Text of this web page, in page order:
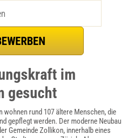
im
gesucht
wohnen rund 107 ältere Menschen, die
gepflegt werden. Der moderne Neubau
Gemeinde Zollikon, innerhalb eines